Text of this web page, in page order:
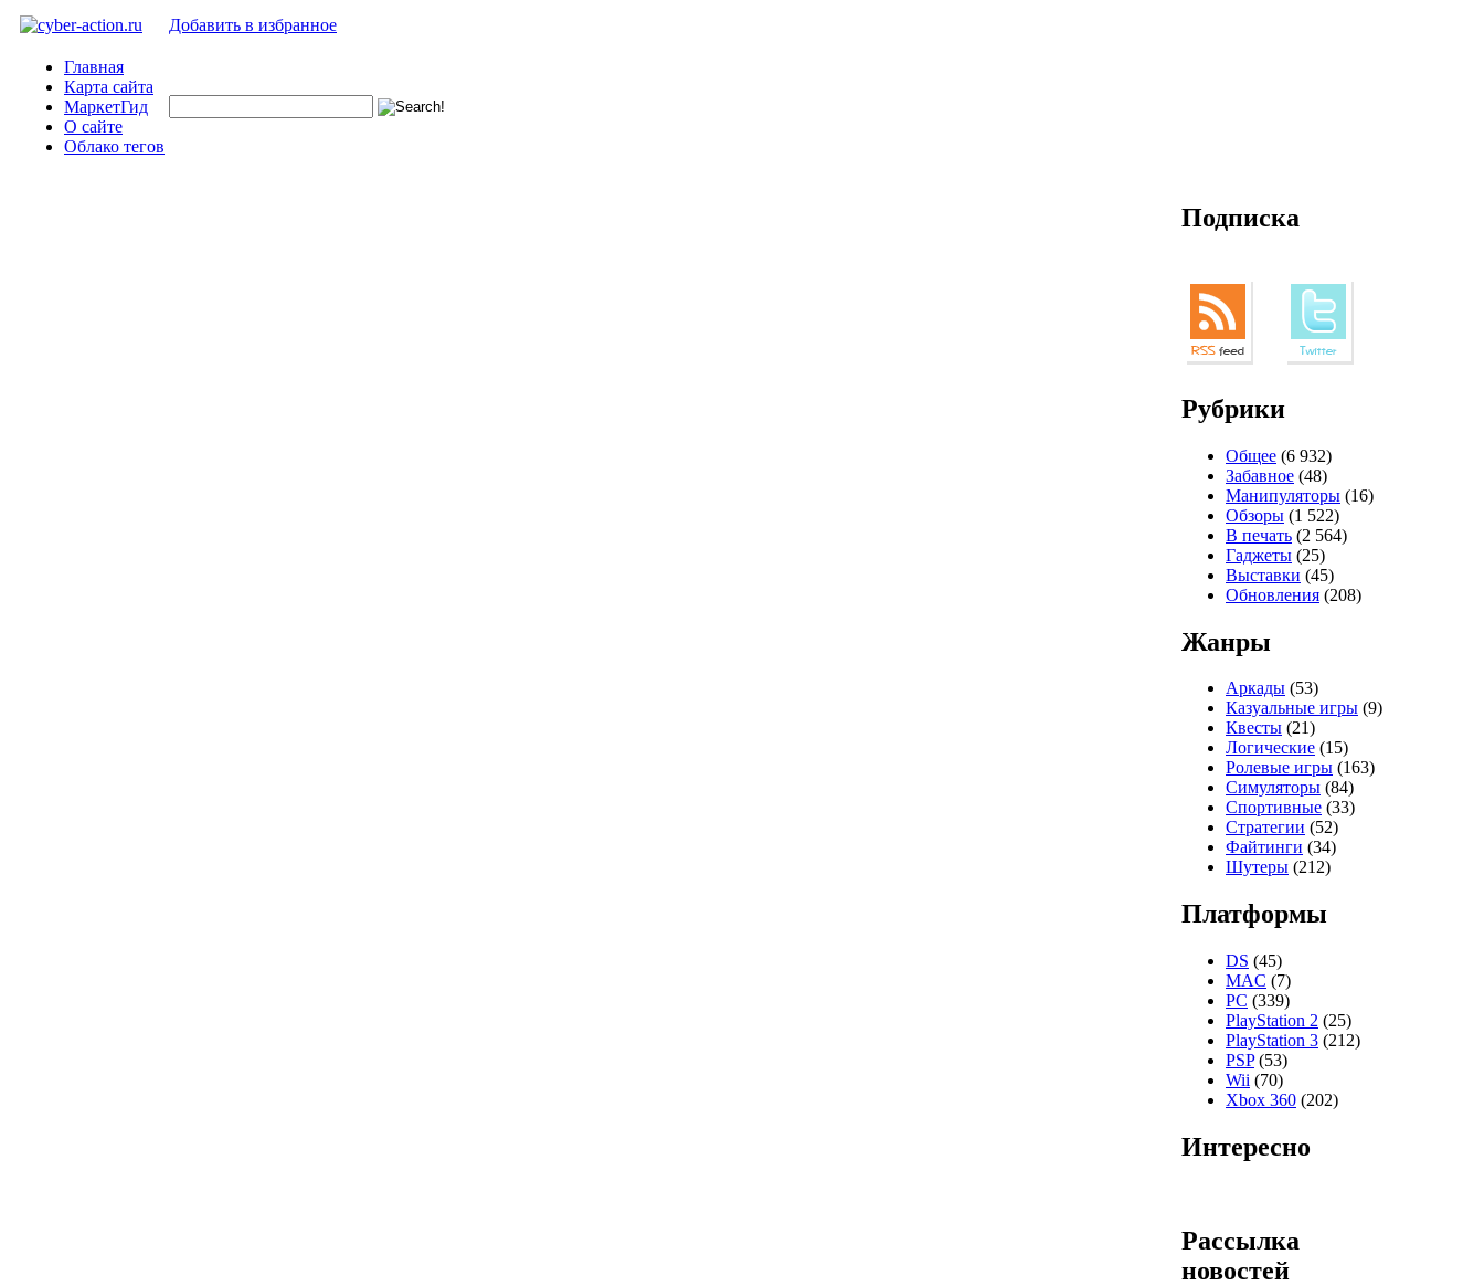
Добавить в избранное
Главная
Карта сайта
МаркетГид
О сайте
Облако тегов
Подписка
Рубрики
Общее (6 932)
Забавное (48)
Манипуляторы (16)
Обзоры (1 522)
В печать (2 564)
Гаджеты (25)
Выставки (45)
Обновления (208)
Жанры
Аркады (53)
Казуальные игры (9)
Квесты (21)
Логические (15)
Ролевые игры (163)
Симуляторы (84)
Спортивные (33)
Стратегии (52)
Файтинги (34)
Шутеры (212)
Платформы
DS (45)
MAC (7)
PC (339)
PlayStation 2 (25)
PlayStation 3 (212)
PSP(53)
Wii (70)
Xbox 360 (202)
Интересно
Рассылка
новостей